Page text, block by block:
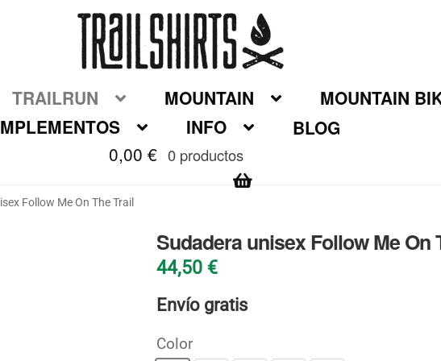
TRAILRUN MOUNTAIN
MOUNTAIN
INFO
BLOG
0,00€ 0 productos
Follow Me On The Trail
Sudadera unisex Follow Me On
44,50 €
Envío gratis
Color